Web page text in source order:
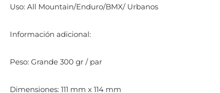
Uso: All Mountain/Enduro/BMX/ Urbanos
Información adicional:
Peso: Grande 300 gr / par
Dimensiones: 111 mm x 114 mm